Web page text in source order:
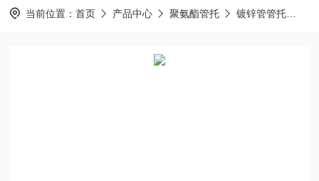
在线留言
当前位置： 首页 产品中心 聚氨酯管托 镀锌管管托